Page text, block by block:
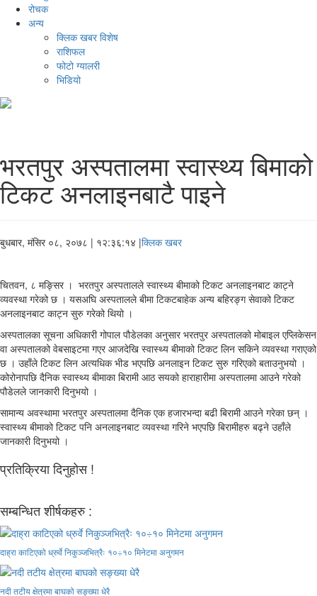
रोचक
अन्य
क्लिक खबर विशेष
राशिफल
फोटो ग्यालरी
भिडियो
भरतपुर अस्पतालमा स्वास्थ्य बिमाको
टिकट अनलाइनबाटै पाइने
बुधबार, मंसिर ०८, २०७८ | १२:३६:१४ |क्लिक खबर
चितवन, ८ मङ्सिर । भरतपुर अस्पतालले स्वास्थ्य बीमाको टिकट अनलाइनबाट काट्ने
व्यवस्था गरेको छ । यसअघि अस्पतालले बीमा टिकटबाहेक अन्य बहिरङ्ग सेवाको टिकट
अनलाइनबाट काट्न सुरु गरेको थियो ।
अस्पतालका सूचना अधिकारी गोपाल पौडेलका अनुसार भरतपुर अस्पतालको मोबाइल एप्लिकेसन
वा अस्पतालको वेबसाइटमा गएर आजदेखि स्वास्थ्य बीमाको टिकट लिन सकिने व्यवस्था गराएको
छ । उहाँले टिकट लिन अत्यधिक भीड भएपछि अनलाइन टिकट सुरु गरिएको बताउनुभयो ।
कोरोनापछि दैनिक स्वास्थ्य बीमाका बिरामी आठ सयको हाराहारीमा अस्पतालमा आउने गरेको
पौडेलले जानकारी दिनुभयो ।
सामान्य अवस्थामा भरतपुर अस्पतालमा दैनिक एक हजारभन्दा बढी बिरामी आउने गरेका छन् ।
स्वास्थ्य बीमाको टिकट पनि अनलाइनबाट व्यवस्था गरिने भएपछि बिरामीहरु बढ्ने उहाँले
जानकारी दिनुभयो ।
प्रतिक्रिया दिनुहोस !
सम्बन्धित शीर्षकहरु :
दाह्रा काटिएको ध्रुर्वे निकुञ्जभित्रैः १०÷१० मिनेटमा अनुगमन
नदी तटीय क्षेत्रमा बाघको सङ्ख्या धेरै